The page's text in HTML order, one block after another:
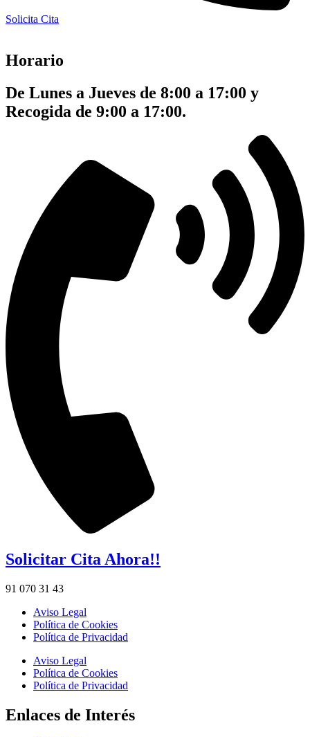
Solicita Cita
Horario
De Lunes a Jueves de 8:00 a 17:00 y
Recogida de 9:00 a 17:00.
Solicitar Cita Ahora!!
91 070 31 43
Aviso Legal
Política de Cookies
Política de Privacidad
Aviso Legal
Política de Cookies
Política de Privacidad
Enlaces de Interés